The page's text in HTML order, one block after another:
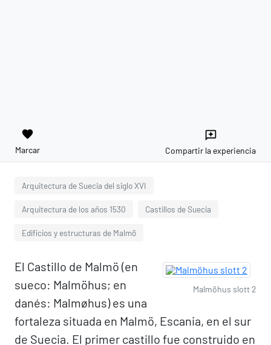
favorite
Marcar
reviews
Compartir la experiencia
Arquitectura de Suecia del siglo XVI
Arquitectura de los años 1530 Castillos de Suecia
Edificios y estructuras de Malmö
Malmöhus slott 2
El Castillo de Malmö (en
sueco: Malmöhus; en
danés: Malmøhus) es una
fortaleza situada en Malmö, Escania, en el sur
de Suecia. El primer castillo fue construido en